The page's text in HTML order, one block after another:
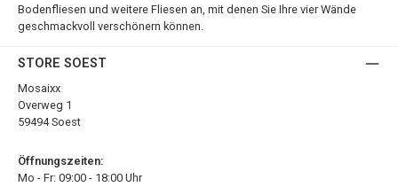
Bodenfliesen und weitere Fliesen an, mit denen Sie Ihre vier Wände
geschmackvoll verschönern können.
STORE SOEST
Mosaixx
Overweg 1
59494 Soest
Öffnungszeiten:
Mo - Fr: 09:00 - 18:00 Uhr